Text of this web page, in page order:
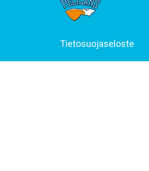
Tietosuojaseloste